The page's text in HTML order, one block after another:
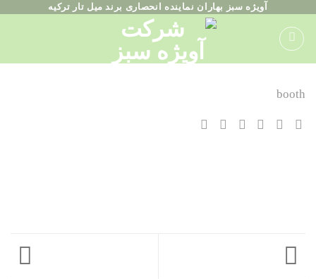
محتوا
بروید
آویژه سبز بهاران نماینده انحصاری برند میل تار ترکیه
booth